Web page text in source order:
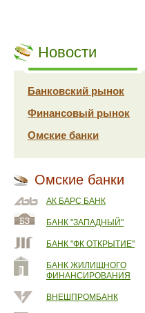
Новости
Банковский рынок
Финансовый рынок
Омские банки
Омские банки
АК БАРС БАНК
БАНК "ЗАПАДНЫЙ"
БАНК "ФК ОТКРЫТИЕ"
БАНК ЖИЛИЩНОГО
ФИНАНСИРОВАНИЯ
ВНЕШПРОМБАНК